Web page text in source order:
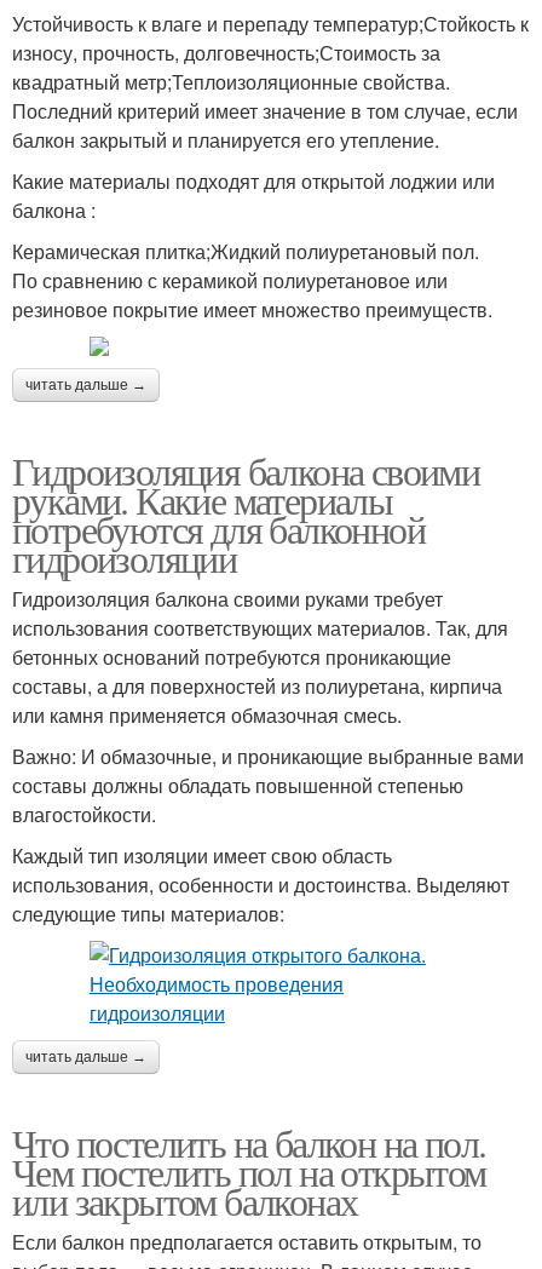
Устойчивость к влаге и перепаду температур;Стойкость к
износу, прочность, долговечность;Стоимость за
квадратный метр;Теплоизоляционные свойства.
Последний критерий имеет значение в том случае, если
балкон закрытый и планируется его утепление.
Какие материалы подходят для открытой лоджии или
балкона :
Керамическая плитка;Жидкий полиуретановый пол.
По сравнению с керамикой полиуретановое или
резиновое покрытие имеет множество преимуществ.
читать дальше →
Гидроизоляция балкона своими
руками. Какие материалы
потребуются для балконной
гидроизоляции
Гидроизоляция балкона своими руками требует
использования соответствующих материалов. Так, для
бетонных оснований потребуются проникающие
составы, а для поверхностей из полиуретана, кирпича
или камня применяется обмазочная смесь.
Важно: И обмазочные, и проникающие выбранные вами
составы должны обладать повышенной степенью
влагостойкости.
Каждый тип изоляции имеет свою область
использования, особенности и достоинства. Выделяют
следующие типы материалов:
читать дальше →
Что постелить на балкон на пол.
Чем постелить пол на открытом
или закрытом балконах
Если балкон предполагается оставить открытым, то